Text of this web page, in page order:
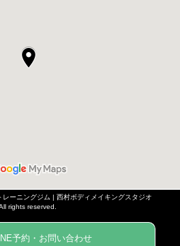
レーニングジム | 西村ボディメイキングスタジオ
rights reserved.
予約・お問い合わせ